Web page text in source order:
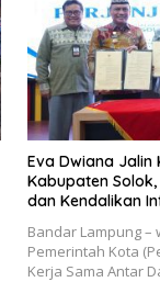
Eva Dwiana Jalin
Kabupaten
dan Kendalikan
Bandar Lampung
Pemerintah Kota
Kerja Sama Antar